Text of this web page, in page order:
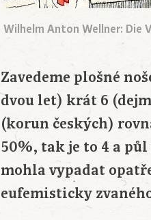
Wilhelm Anton Wellner: Die
Zavedeme plošné
dvou let) krát 6
(korun českých)
50%, tak je to 4 a
mohla vypadat
eufemisticky